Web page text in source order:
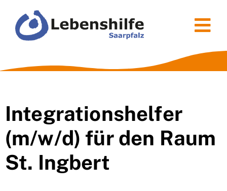
Inhalt
springen
Kinder & Jugend
Wohnen
Integrationshelfer
(m/w/d) für den Raum
St. Ingbert